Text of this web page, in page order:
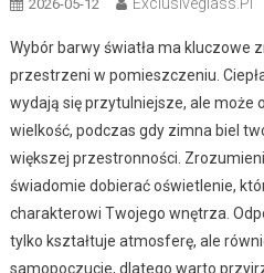
2026-05-12
Wybór barwy światła ma kluczowe
przestrzeni w pomieszczeniu.
wydają się przytulniejsze, ale może
wielkość, podczas gdy zimna biel
większej przestronności.
świadomie dobierać oświetlenie,
charakterowi Twojego wnętrza.
tylko kształtuje atmosferę, ale
samopoczucie, dlatego warto